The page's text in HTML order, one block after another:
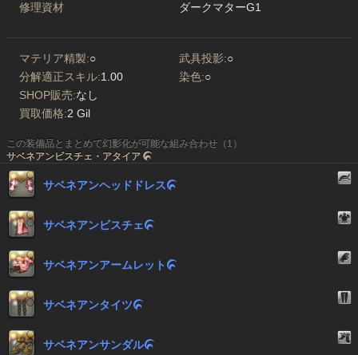
修理資材
ダークマターG1
マテリア精製:○ 武具投影:○
分解適正スキル:1.00 染色:○
SHOP販売:なし
買取価格:2 Gil
この装備品とまとめて幻影化が可能な組み合わせ（1）
サベネアンビスチェ・アタイア 
サベネアンヘッドドレス
サベネアンビスチェ
サベネアンアームレット
サベネアンタイツ
サベネアンサンダル